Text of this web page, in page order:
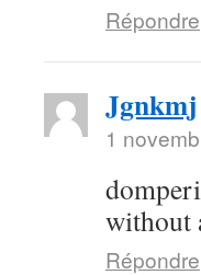
Répondre
Jgnkmj
1
without
Répondre